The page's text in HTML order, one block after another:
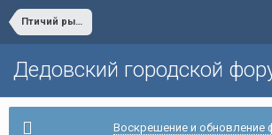
Птичий рынок
Дедовский городской
Воскрешение и обновление